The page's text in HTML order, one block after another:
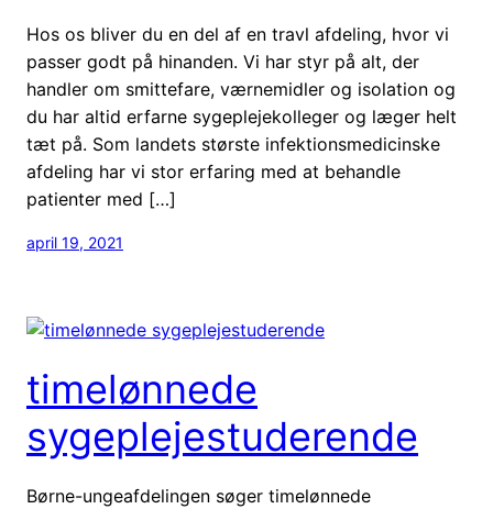
Hos os bliver du en del af en travl afdeling, hvor vi
passer godt på hinanden. Vi har styr på alt, der
handler om smittefare, værnemidler og isolation og
du har altid erfarne sygeplejekolleger og læger helt
tæt på. Som landets største infektionsmedicinske
afdeling har vi stor erfaring med at behandle
patienter med […]
april 19, 2021
timelønnede
sygeplejestuderende
Børne-ungeafdelingen søger timelønnede